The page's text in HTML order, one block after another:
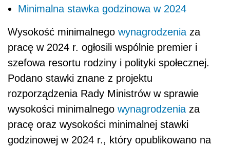
Minimalna stawka godzinowa w 2024
Wysokość minimalnego wynagrodzenia za
pracę w 2024 r. ogłosili wspólnie premier i
szefowa resortu rodziny i polityki społecznej.
Podano stawki znane z projektu
rozporządzenia Rady Ministrów w sprawie
wysokości minimalnego wynagrodzenia za
pracę oraz wysokości minimalnej stawki
godzinowej w 2024 r., który opublikowano na